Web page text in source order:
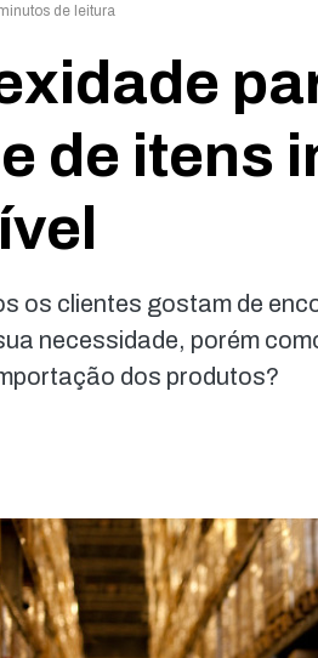
de leitura
de itens
os clientes gostam de
necessidade, porém
dos produtos?